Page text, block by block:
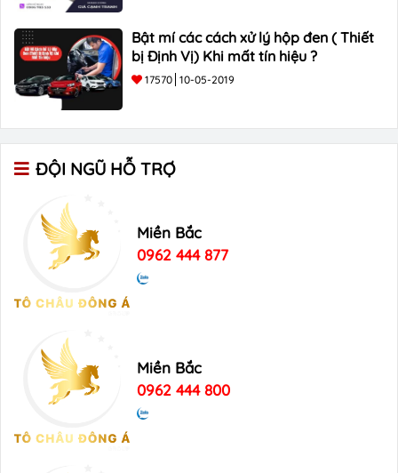
Bật mí các cách xử lý hộp đen ( Thiết
bị Định Vị) Khi mất tín hiệu ?
17570 10-05-2019
ĐỘI NGŨ HỖ TRỢ
Miền Bắc
0962 444 877
Miền Bắc
0962 444 800